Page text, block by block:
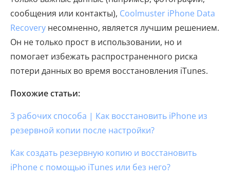
сообщения или контакты), Coolmuster iPhone Data
Recovery несомненно, является лучшим решением.
Он не только прост в использовании, но и
помогает избежать распространенного риска
потери данных во время восстановления iTunes.
Похожие статьи:
3 рабочих способа | Как восстановить iPhone из
резервной копии после настройки?
Как создать резервную копию и восстановить
iPhone с помощью iTunes или без него?